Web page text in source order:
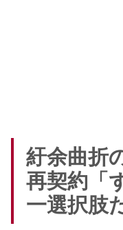
紆余曲折
再契約「
一選択肢